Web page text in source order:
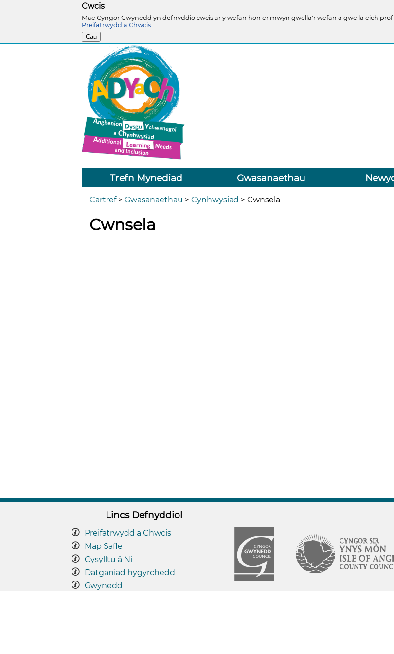
Cwcis
Mae Cyngor Gwynedd yn defnyddio cwcis ar y wefan hon er mwyn gwella'r wefan a gwella eich
Preifatrwydd a Chwcis.
Cau
Trefn Mynediad Gwasanaethau
Cartref> Gwasanaethau > Cynhwysiad > Cwnsela
Cwnsela
Lincs Defnyddiol
Preifatrwydd a Chwcis
Map Safle
Cysylltu â Ni
Datganiad hygyrchedd
Gwynedd